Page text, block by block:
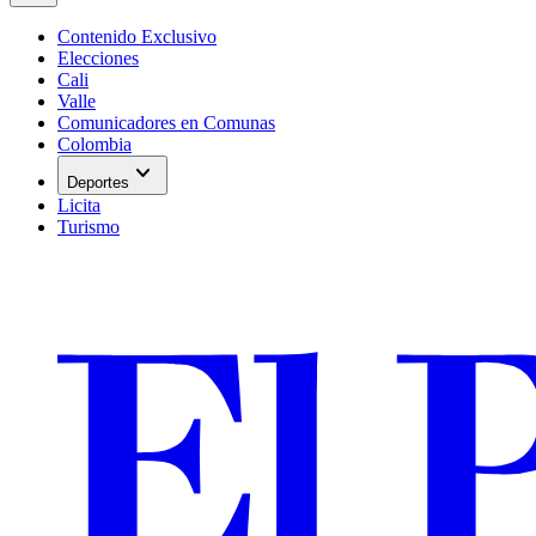
Contenido Exclusivo
Elecciones
Cali
Valle
Comunicadores en Comunas
Colombia
Deportes expand_more
Licita
Turismo